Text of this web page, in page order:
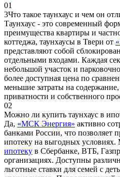
01
3Что такое таунхаус и чем он
Таунхаус - это современный
преимущества квартиры и
коттеджа, таунхаусы в Твери от
представляют собой
отдельными входами. Каждая
небольшой участок и
более доступная цена по
меньшие затраты на
приватности и собственного
02
Можно ли купить таунхаус в
Да, «МСК Энергия» активно
банками России, что позволяет
ипотеку на выгодных
ипотеку в Сбербанке, ВТБ,
организациях. Доступны
льготные ставки для семей с